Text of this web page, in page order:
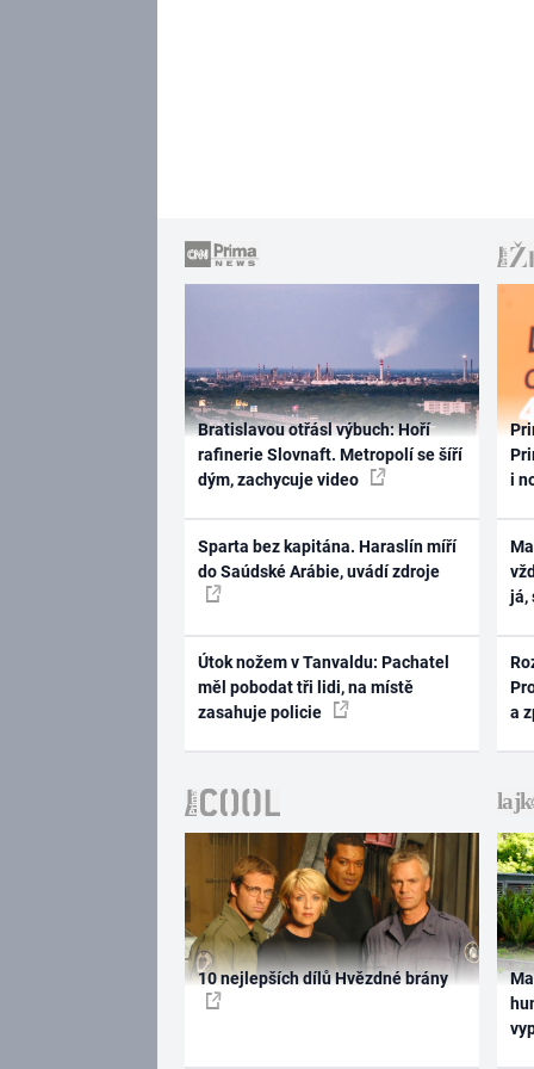
Bratislavou otřásl výbuch: Hoří
rafinerie Slovnaft. Metropolí se šíří
dým, zachycuje video
Sparta bez kapitána. Haraslín míří
do Saúdské Arábie, uvádí zdroje
Útok nožem v Tanvaldu: Pachatel
měl pobodat tři lidi, na místě
zasahuje policie
i
já,
a
10 nejlepších dílů Hvězdné brány